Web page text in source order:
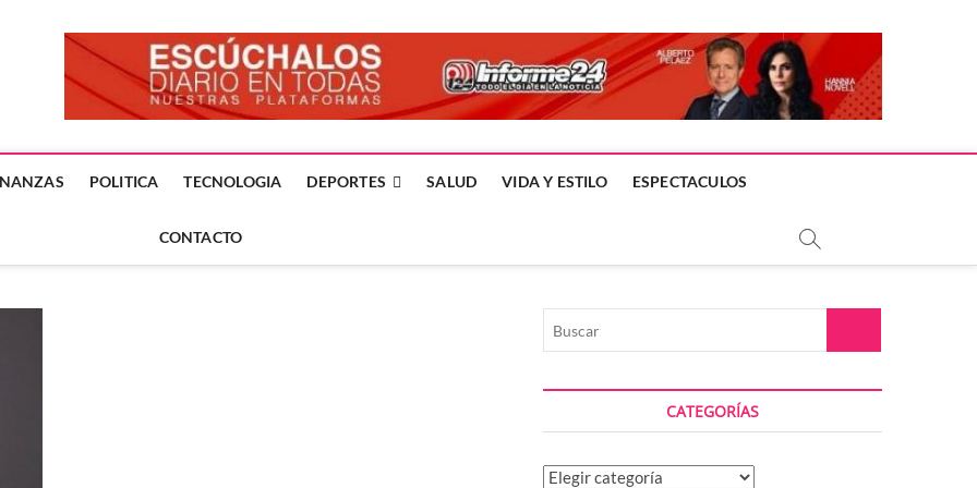
DÍA EN LA NOTICIA
POLITICA TECNOLOGIA DEPORTES SALUD VIDA Y ESTILO ESPECTACULOS
CONTACTO
CATEGORÍAS
Categorías